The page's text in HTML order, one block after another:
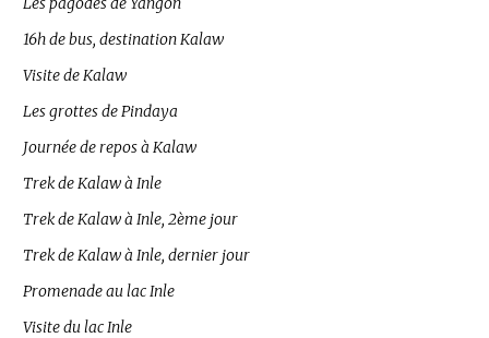
16h de bus, destination Kalaw
Visite de Kalaw
Les grottes de Pindaya
Journée de repos à Kalaw
Trek de Kalaw à Inle
Trek de Kalaw à Inle, 2ème jour
Trek de Kalaw à Inle, dernier jour
Promenade au lac Inle
Visite du lac Inle